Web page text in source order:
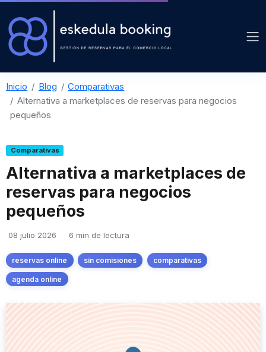
Inicio Blog
Comparativas
Alternativa a marketplaces de reservas para negocios
pequeños
Comparativas
Alternativa a marketplaces de
reservas para negocios
pequeños
08 julio 2026 6 min de lectura
reservas online sin comisiones comparativas
agenda online